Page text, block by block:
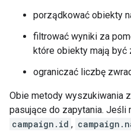
porządkować obiekty
filtrować wyniki za
które obiekty mają być
ograniczać liczbę
Obie metody wyszukiwania
pasujące do zapytania. Jeśli
campaign.id ,